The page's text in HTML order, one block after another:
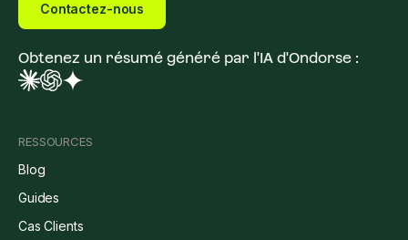
Contactez-nous
Obtenez un résumé généré par l'IA d'Ondorse :
RESSOURCES
Blog
Guides
Cas Clients